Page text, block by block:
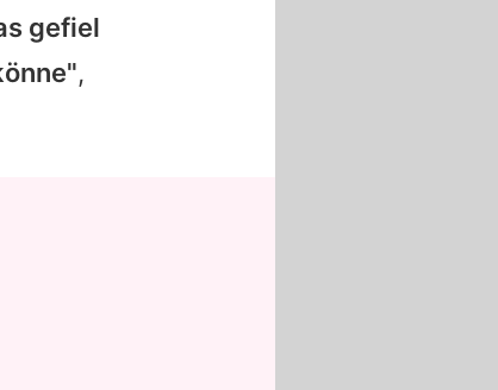
gefiel
,